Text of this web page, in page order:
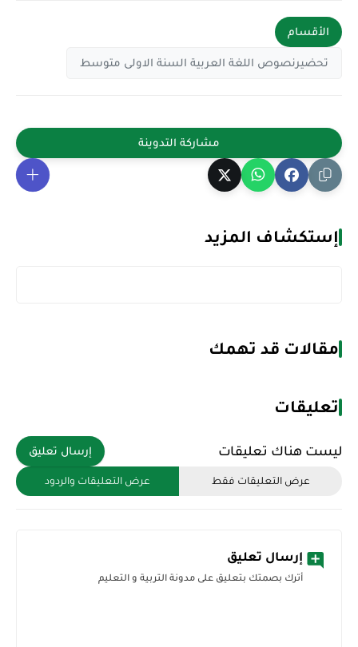
الأقسام
تحضيرنصوص اللغة العربية السنة الاولى متوسط
إستكشاف المزيد
مقالات قد تهمك
تعليقات
ليست هناك تعليقات إرسال تعليق
عرض التعليقات فقط عرض التعليقات والردود
إرسال تعليق
أترك بصمتك بتعليق على مدونة التربية و التعليم